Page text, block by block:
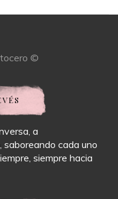
©
a
cada uno
siempre hacia